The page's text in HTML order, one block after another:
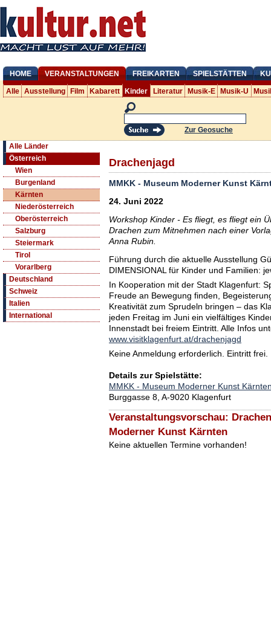
HOME VERANSTALTUNGEN FREIKARTEN SPIELSTÄTTEN
Alle Ausstellung Film Kabarett Kinder Literatur Musik-E Musik-U
Zur Geosuche
Alle Länder
Österreich
Wien
Burgenland
Kärnten
Niederösterreich
Oberösterreich
Salzburg
Steiermark
Tirol
Vorarlberg
Deutschland
Schweiz
Italien
International
Drachenjagd
MMKK - Museum Moderner Kunst
24. Juni 2022
Workshop Kinder - Es fliegt, es fliegt ein
Drachen zum Mitnehmen nach einer
Anna Rubin.
Führung durch die aktuelle Ausstellung
DIMENSIONAL für Kinder und Familien:
In Kooperation mit der Stadt Klagenfurt:
Freude an Bewegung finden,
Kreativität zum Sprudeln bringen – das
jeden Freitag im Juni ein vielfältiges
Innenstadt bei freiem Eintritt. Alle Infos
www.visitklagenfurt.at/drachenjagd
Keine Anmeldung erforderlich. Eintritt frei.
Details zur Spielstätte:
MMKK - Museum Moderner Kunst
Burggasse 8, A-9020 Klagenfurt
Veranstaltungsvorschau:
Moderner Kunst Kärnten
Keine aktuellen Termine vorhanden!